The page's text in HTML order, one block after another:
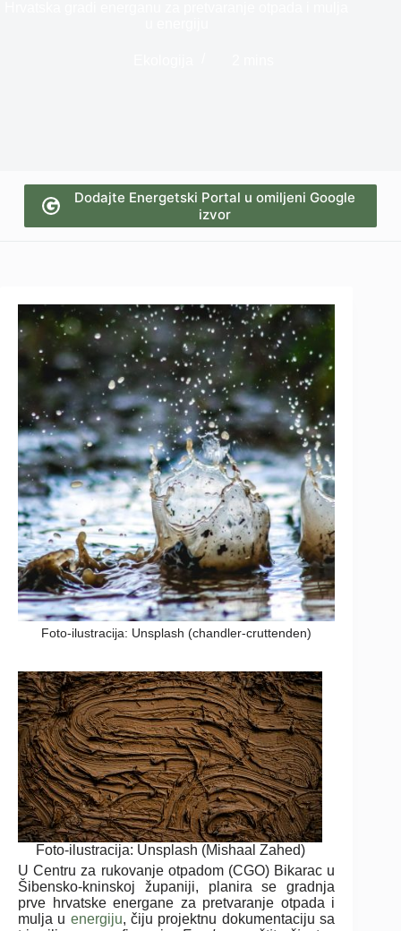
Dodajte Energetski Portal u omiljeni Google
izvor
Foto-ilustracija: Unsplash (chandler-cruttenden)
Foto-ilustracija: Unsplash (Mishaal Zahed)
U Centru za rukovanje otpadom (CGO) Bikarac u
Šibensko-kninskoj županiji, planira se gradnja
prve hrvatske energane za pretvaranje otpada i
mulja u energiju, čiju projektnu dokumentaciju sa